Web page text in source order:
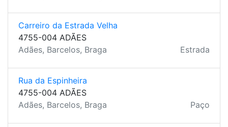
Carreiro da Estrada Velha
4755-004 ADÃES
Adães, Barcelos, Braga
Estrada
Rua da Espinheira
4755-004 ADÃES
Adães, Barcelos, Braga
Paço